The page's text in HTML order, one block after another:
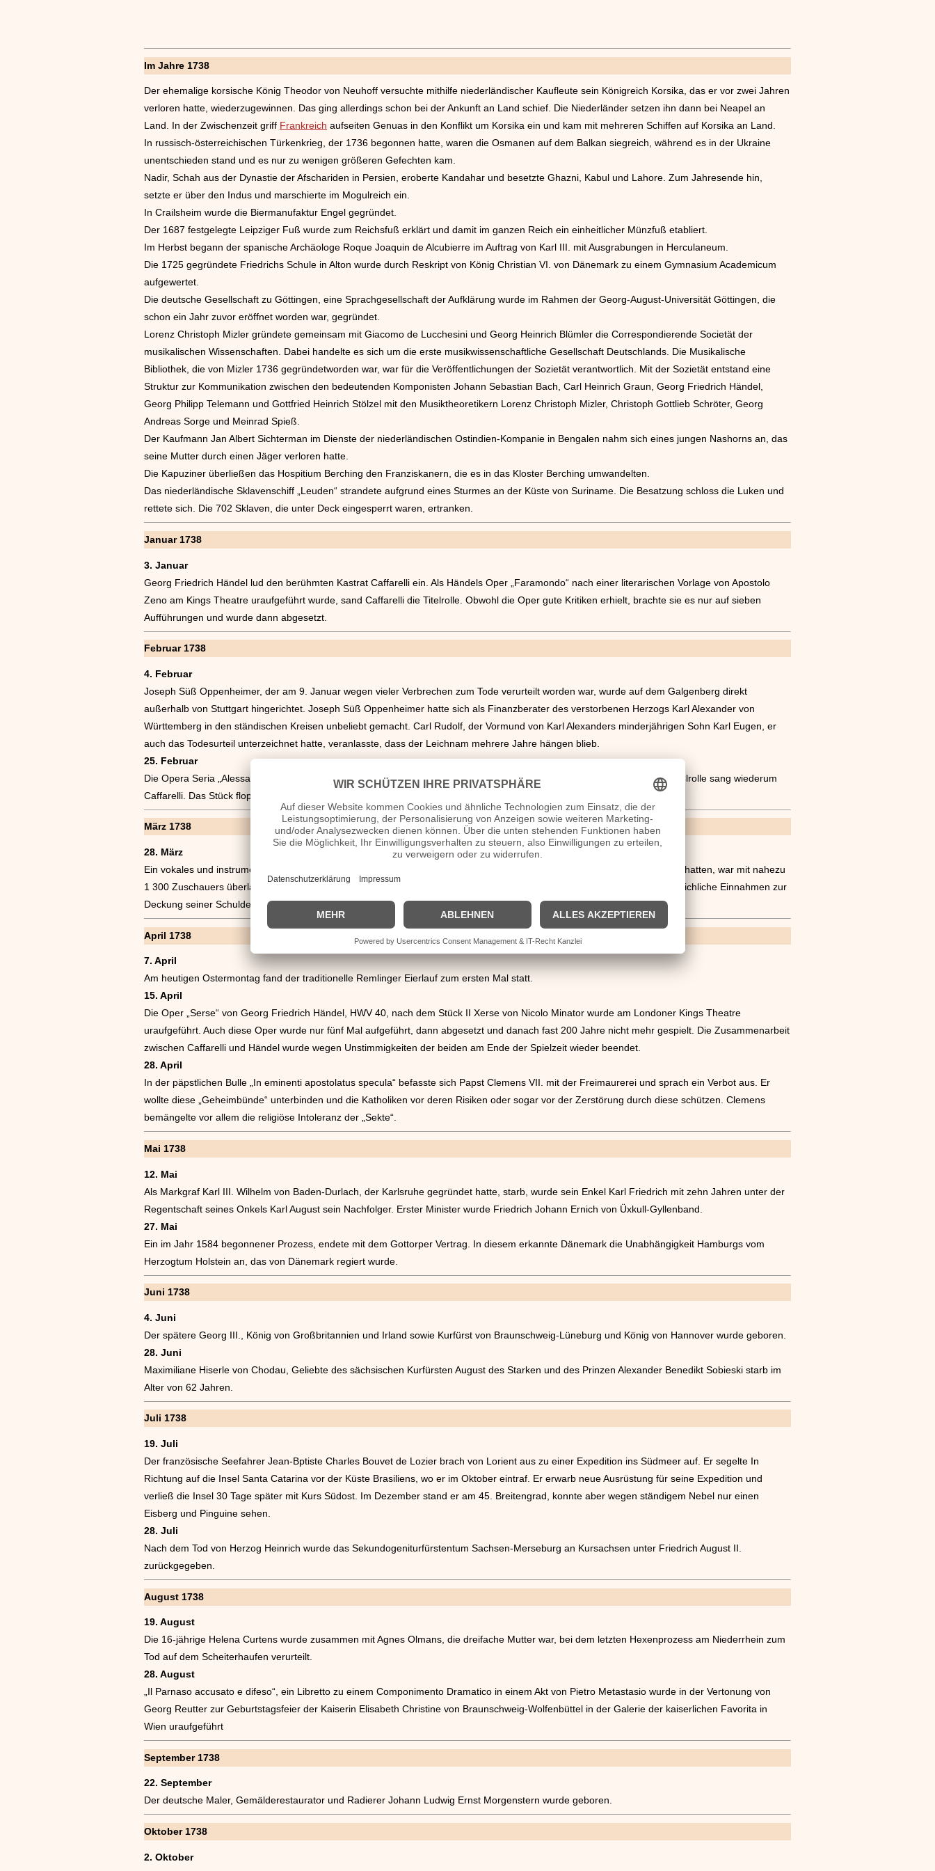
Im Jahre 1738
Der ehemalige korsische König Theodor von Neuhoff versuchte mithilfe niederländischer Kaufleute sein Königreich Korsika, das er vor zwei Jahren
verloren hatte, wiederzugewinnen. Das ging allerdings schon bei der Ankunft an Land schief. Die Niederländer setzen ihn dann bei Neapel an
Land. In der Zwischenzeit griff Frankreich aufseiten Genuas in den Konflikt um Korsika ein und kam mit mehreren Schiffen auf Korsika an Land.
In russisch-österreichischen Türkenkrieg, der 1736 begonnen hatte, waren die Osmanen auf dem Balkan siegreich, während es in der Ukraine
unentschieden stand und es nur zu wenigen größeren Gefechten kam.
Nadir, Schah aus der Dynastie der Afschariden in Persien, eroberte Kandahar und besetzte Ghazni, Kabul und Lahore. Zum Jahresende hin,
setzte er über den Indus und marschierte im Mogulreich ein.
In Crailsheim wurde die Biermanufaktur Engel gegründet.
Der 1687 festgelegte Leipziger Fuß wurde zum Reichsfuß erklärt und damit im ganzen Reich ein einheitlicher Münzfuß etabliert.
Im Herbst begann der spanische Archäologe Roque Joaquin de Alcubierre im Auftrag von Karl III. mit Ausgrabungen in Herculaneum.
Die 1725 gegründete Friedrichs Schule in Alton wurde durch Reskript von König Christian VI. von Dänemark zu einem Gymnasium Academicum
aufgewertet.
Die deutsche Gesellschaft zu Göttingen, eine Sprachgesellschaft der Aufklärung wurde im Rahmen der Georg-August-Universität Göttingen, die
schon ein Jahr zuvor eröffnet worden war, gegründet.
Lorenz Christoph Mizler gründete gemeinsam mit Giacomo de Lucchesini und Georg Heinrich Blümler die Correspondierende Societät der
musikalischen Wissenschaften. Dabei handelte es sich um die erste musikwissenschaftliche Gesellschaft Deutschlands. Die Musikalische
Bibliothek, die von Mizler 1736 gegründetworden war, war für die Veröffentlichungen der Sozietät verantwortlich. Mit der Sozietät entstand eine
Struktur zur Kommunikation zwischen den bedeutenden Komponisten Johann Sebastian Bach, Carl Heinrich Graun, Georg Friedrich Händel,
Georg Philipp Telemann und Gottfried Heinrich Stölzel mit den Musiktheoretikern Lorenz Christoph Mizler, Christoph Gottlieb Schröter, Georg
Andreas Sorge und Meinrad Spieß.
Der Kaufmann Jan Albert Sichterman im Dienste der niederländischen Ostindien-Kompanie in Bengalen nahm sich eines jungen Nashorns an, das
seine Mutter durch einen Jäger verloren hatte.
Die Kapuziner überließen das Hospitium Berching den Franziskanern, die es in das Kloster Berching umwandelten.
Das niederländische Sklavenschiff „Leuden“ strandete aufgrund eines Sturmes an der Küste von Suriname. Die Besatzung schloss die Luken und
rettete sich. Die 702 Sklaven, die unter Deck eingesperrt waren, ertranken.
Januar 1738
3. Januar
Georg Friedrich Händel lud den berühmten Kastrat Caffarelli ein. Als Händels Oper „Faramondo“ nach einer literarischen Vorlage von Apostolo
Zeno am Kings Theatre uraufgeführt wurde, sand Caffarelli die Titelrolle. Obwohl die Oper gute Kritiken erhielt, brachte sie es nur auf sieben
Aufführungen und wurde dann abgesetzt.
Februar 1738
4. Februar
Joseph Süß Oppenheimer, der am 9. Januar wegen vieler Verbrechen zum Tode verurteilt worden war, wurde auf dem Galgenberg direkt
außerhalb von Stuttgart hingerichtet. Joseph Süß Oppenheimer hatte sich als Finanzberater des verstorbenen Herzogs Karl Alexander von
Württemberg in den ständischen Kreisen unbeliebt gemacht. Carl Rudolf, der Vormund von Karl Alexanders minderjährigen Sohn Karl Eugen, er
auch das Todesurteil unterzeichnet hatte, veranlasste, dass der Leichnam mehrere Jahre hängen blieb.
25. Februar
Die Opera Seria „Alessandro Severo“ von Georg Friedrich Händel wurde am Londoner Kings Theatre uraufgeführt. Die Titelrolle sang wiederum
Caffarelli. Das Stück floppte und wurde bis zum 30. Mai nur sechs Mal aufgeführt.
März 1738
28. März
Ein vokales und instrumentales Benefizkonzert, das Händel selbst organisierte und das seine Unterstützer sehr empfohlen hatten, war mit nahezu
1 300 Zuschauers überlaufen. Es mussten Sitz- bzw. Bankreihen auf der Bühne platziert werden. Händel erhielt dadurch reichliche Einnahmen zur
Deckung seiner Schulden.
April 1738
7. April
Am heutigen Ostermontag fand der traditionelle Remlinger Eierlauf zum ersten Mal statt.
15. April
Die Oper „Serse“ von Georg Friedrich Händel, HWV 40, nach dem Stück II Xerse von Nicolo Minator wurde am Londoner Kings Theatre
uraufgeführt. Auch diese Oper wurde nur fünf Mal aufgeführt, dann abgesetzt und danach fast 200 Jahre nicht mehr gespielt. Die Zusammenarbeit
zwischen Caffarelli und Händel wurde wegen Unstimmigkeiten der beiden am Ende der Spielzeit wieder beendet.
28. April
In der päpstlichen Bulle „In eminenti apostolatus specula“ befasste sich Papst Clemens VII. mit der Freimaurerei und sprach ein Verbot aus. Er
wollte diese „Geheimbünde“ unterbinden und die Katholiken vor deren Risiken oder sogar vor der Zerstörung durch diese schützen. Clemens
bemängelte vor allem die religiöse Intoleranz der „Sekte“.
Mai 1738
12. Mai
Als Markgraf Karl III. Wilhelm von Baden-Durlach, der Karlsruhe gegründet hatte, starb, wurde sein Enkel Karl Friedrich mit zehn Jahren unter der
Regentschaft seines Onkels Karl August sein Nachfolger. Erster Minister wurde Friedrich Johann Ernich von Üxkull-Gyllenband.
27. Mai
Ein im Jahr 1584 begonnener Prozess, endete mit dem Gottorper Vertrag. In diesem erkannte Dänemark die Unabhängigkeit Hamburgs vom
Herzogtum Holstein an, das von Dänemark regiert wurde.
Juni 1738
4. Juni
Der spätere Georg III., König von Großbritannien und Irland sowie Kurfürst von Braunschweig-Lüneburg und König von Hannover wurde geboren.
28. Juni
Maximiliane Hiserle von Chodau, Geliebte des sächsischen Kurfürsten August des Starken und des Prinzen Alexander Benedikt Sobieski starb im
Alter von 62 Jahren.
Juli 1738
19. Juli
Der französische Seefahrer Jean-Bptiste Charles Bouvet de Lozier brach von Lorient aus zu einer Expedition ins Südmeer auf. Er segelte In
Richtung auf die Insel Santa Catarina vor der Küste Brasiliens, wo er im Oktober eintraf. Er erwarb neue Ausrüstung für seine Expedition und
verließ die Insel 30 Tage später mit Kurs Südost. Im Dezember stand er am 45. Breitengrad, konnte aber wegen ständigem Nebel nur einen
Eisberg und Pinguine sehen.
28. Juli
Nach dem Tod von Herzog Heinrich wurde das Sekundogeniturfürstentum Sachsen-Merseburg an Kursachsen unter Friedrich August II.
zurückgegeben.
August 1738
19. August
Die 16-jährige Helena Curtens wurde zusammen mit Agnes Olmans, die dreifache Mutter war, bei dem letzten Hexenprozess am Niederrhein zum
Tod auf dem Scheiterhaufen verurteilt.
28. August
„Il Parnaso accusato e difeso“, ein Libretto zu einem Componimento Dramatico in einem Akt von Pietro Metastasio wurde in der Vertonung von
Georg Reutter zur Geburtstagsfeier der Kaiserin Elisabeth Christine von Braunschweig-Wolfenbüttel in der Galerie der kaiserlichen Favorita in
Wien uraufgeführt
September 1738
22. September
Der deutsche Maler, Gemälderestaurator und Radierer Johann Ludwig Ernst Morgenstern wurde geboren.
Oktober 1738
2. Oktober